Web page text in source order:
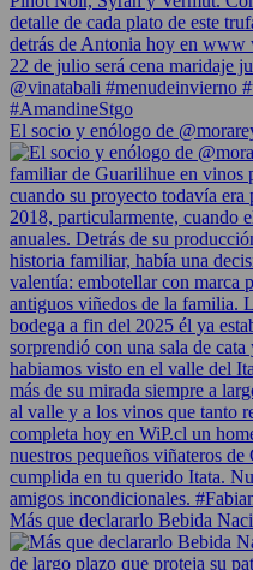
El socio y enólogo de
Más que declararlo Bebida